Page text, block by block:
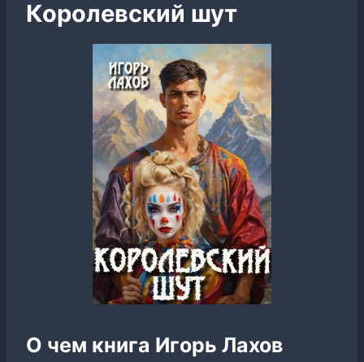
Королевский шут
О чем книга Игорь Лахов